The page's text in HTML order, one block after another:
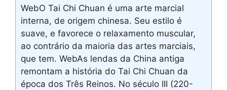
WebO Tai Chi Chuan é uma arte marcial
interna, de origem chinesa. Seu estilo é
suave, e favorece o relaxamento muscular,
ao contrário da maioria das artes marciais,
que tem. WebAs lendas da China antiga
remontam a história do Tai Chi Chuan da
época dos Três Reinos. No século III (220-